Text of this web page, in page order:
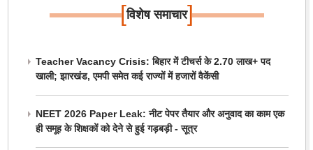
[विशेष समाचार]
Teacher Vacancy Crisis: बिहार में टीचर्स के 2.70 लाख+ पद
खाली; झारखंड, एमपी समेत कई राज्यों में हजारों वैकेंसी
NEET 2026 Paper Leak: नीट पेपर तैयार और अनुवाद का काम एक
ही समूह के शिक्षकों को देने से हुई गड़बड़ी - सूत्र